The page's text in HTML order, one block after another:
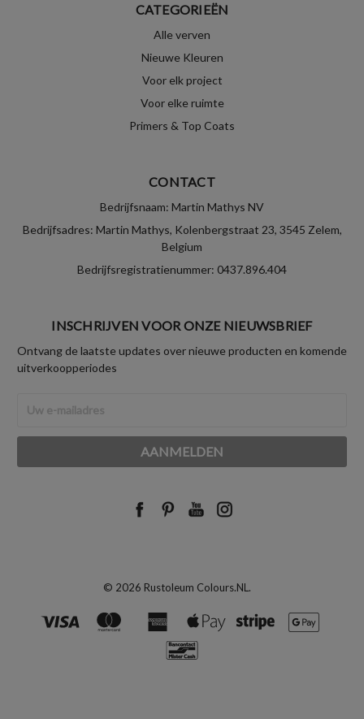
CATEGORIEËN
Alle verven
Nieuwe Kleuren
Voor elk project
Voor elke ruimte
Primers & Top Coats
CONTACT
Bedrijfsnaam: Martin Mathys NV
Bedrijfsadres: Martin Mathys, Kolenbergstraat 23, 3545 Zelem,
Belgium
Bedrijfsregistratienummer: 0437.896.404
INSCHRIJVEN VOOR ONZE NIEUWSBRIEF
Ontvang de laatste updates over nieuwe producten en komende
uitverkoopperiodes
mailadres
© 2026 Rustoleum Colours.NL.